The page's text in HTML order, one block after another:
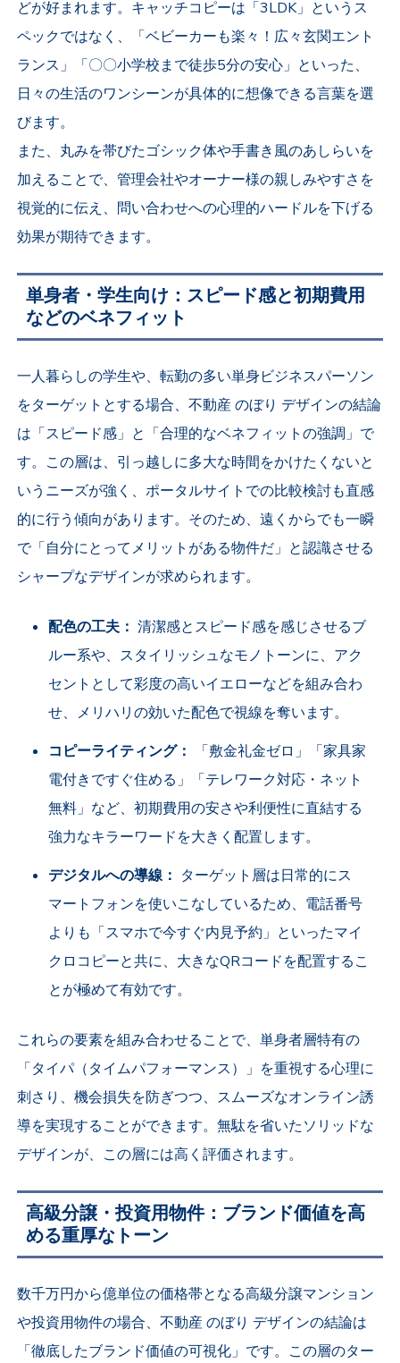
どが好まれます。キャッチコピーは「3LDK」というス
ペックではなく、「ベビーカーも楽々！広々玄関エント
ランス」「〇〇小学校まで徒歩5分の安心」といった、
日々の生活のワンシーンが具体的に想像できる言葉を選
びます。
また、丸みを帯びたゴシック体や手書き風のあしらいを
加えることで、管理会社やオーナー様の親しみやすさを
視覚的に伝え、問い合わせへの心理的ハードルを下げる
効果が期待できます。
単身者・学生向け：スピード感と初期費用
などのベネフィット
一人暮らしの学生や、転勤の多い単身ビジネスパーソン
をターゲットとする場合、不動産 のぼり デザインの結論
は「スピード感」と「合理的なベネフィットの強調」で
す。この層は、引っ越しに多大な時間をかけたくないと
いうニーズが強く、ポータルサイトでの比較検討も直感
的に行う傾向があります。そのため、遠くからでも一瞬
で「自分にとってメリットがある物件だ」と認識させる
シャープなデザインが求められます。
配色の工夫： 清潔感とスピード感を感じさせるブ
ルー系や、スタイリッシュなモノトーンに、アク
セントとして彩度の高いイエローなどを組み合わ
せ、メリハリの効いた配色で視線を奪います。
コピーライティング：
「敷金礼金ゼロ」「家具家
電付きですぐ住める」「テレワーク対応・ネット
無料」など、初期費用の安さや利便性に直結する
強力なキラーワードを大きく配置します。
デジタルへの導線： ターゲット層は日常的にス
マートフォンを使いこなしているため、電話番号
よりも「スマホで今すぐ内見予約」といったマイ
クロコピーと共に、大きなQRコードを配置するこ
とが極めて有効です。
これらの要素を組み合わせることで、単身者層特有の
「タイパ（タイムパフォーマンス）」を重視する心理に
刺さり、機会損失を防ぎつつ、スムーズなオンライン誘
導を実現することができます。無駄を省いたソリッドな
デザインが、この層には高く評価されます。
高級分譲・投資用物件：ブランド価値を高
める重厚なトーン
数千万円から億単位の価格帯となる高級分譲マンション
や投資用物件の場合、不動産 のぼり デザインの結論は
「徹底したブランド価値の可視化」です。この層のター